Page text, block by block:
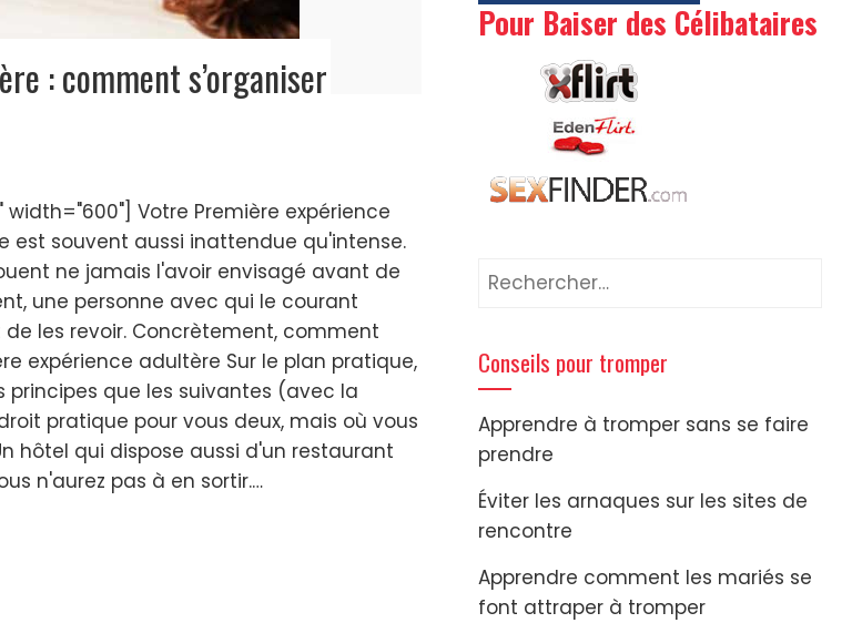
: comment s’organiser
Votre Première expérience
est souvent aussi inattendue qu'intense.
ne jamais l'avoir envisagé avant de
une personne avec qui le courant
les revoir. Concrètement, comment
expérience adultère Sur le plan pratique,
que les suivantes (avec la
pratique pour vous deux, mais où vous
hôtel qui dispose aussi d'un restaurant
n'aurez pas à en sortir.…
Pour Baiser des Célibataires
Rechercher :
Conseils pour tromper
Apprendre à tromper sans se faire
prendre
Éviter les arnaques sur les sites de
rencontre
Apprendre comment les mariés se
font attraper à tromper